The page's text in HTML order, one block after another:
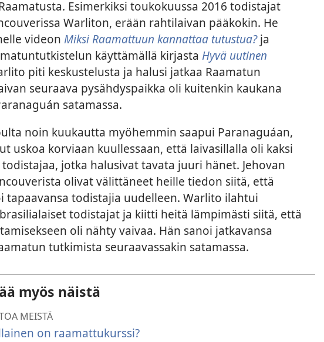
Esimerkiksi toukokuussa 2016 todistajat
Warliton, erään rahtilaivan pääkokin. He
videon Miksi Raamattuun kannattaa tutustua?ja
käyttämällä kirjasta Hyvä uutinen
piti keskustelusta ja halusi jatkaa Raamatun
seuraava pysähdyspaikka oli kuitenkin kaukana
satamassa.
noin kuukautta myöhemmin saapui Paranaguáan,
uskoa korviaan kuullessaan, että laivasillalla oli kaksi
jotka halusivat tavata juuri hänet. Jehovan
olivat välittäneet heille tiedon siitä, että
tapaavansa todistajia uudelleen. Warlito ilahtui
todistajat ja kiitti heitä lämpimästi siitä, että
oli nähty vaivaa. Hän sanoi jatkavansa
tutkimista seuraavassakin satamassa.
myös näistä
MEISTÄ
on raamattukurssi?